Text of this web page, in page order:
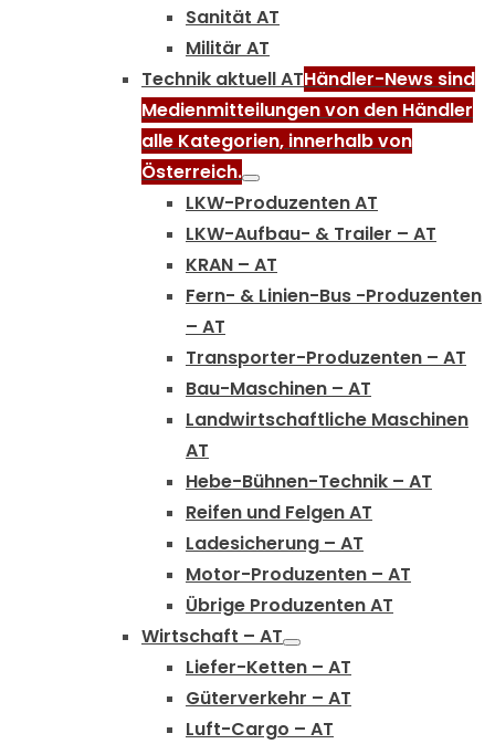
Sanität AT
Militär AT
Technik aktuell ATHändler-News sind
Medienmitteilungen von den Händler
alle Kategorien, innerhalb von
Österreich.
LKW-Produzenten AT
LKW-Aufbau- & Trailer – AT
KRAN – AT
Fern- & Linien-Bus -Produzenten
– AT
Transporter-Produzenten – AT
Bau-Maschinen – AT
Landwirtschaftliche Maschinen
AT
Hebe-Bühnen-Technik – AT
Reifen und Felgen AT
Ladesicherung – AT
Motor-Produzenten – AT
Übrige Produzenten AT
Wirtschaft – AT
Liefer-Ketten – AT
Güterverkehr – AT
Luft-Cargo – AT